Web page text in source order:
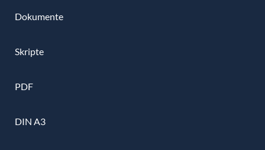
Dokumente
Skripte
PDF
DIN A3